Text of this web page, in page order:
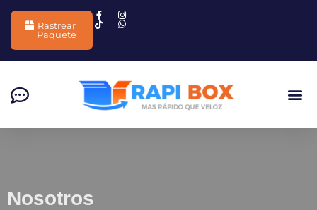
Rastrear
Paquete
Nosotros